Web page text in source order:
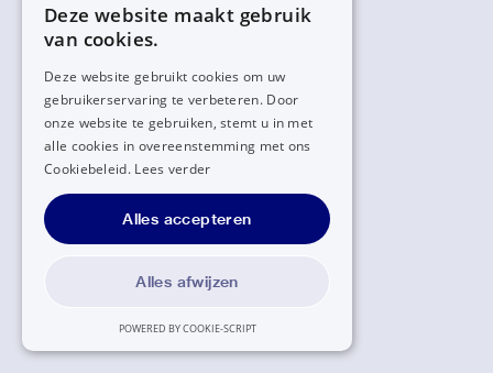
Deze website maakt gebruik
van cookies.
Deze website gebruikt cookies om uw
gebruikerservaring te verbeteren. Door
onze website te gebruiken, stemt u in met
alle cookies in overeenstemming met ons
Cookiebeleid. Lees verder
Alles accepteren
Alles afwijzen
POWERED BY COOKIE-SCRIPT